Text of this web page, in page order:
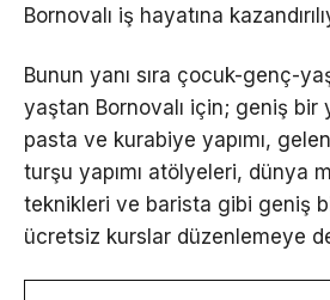
Bornovalı iş hayatına
Bunun yanı sıra çocuk-genç-
yaştan Bornovalı için; geniş bir
pasta ve kurabiye yapımı,
turşu yapımı atölyeleri, dünya
teknikleri ve barista gibi geniş
ücretsiz kurslar düzenlemeye